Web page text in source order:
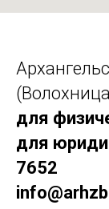
для
для
7652